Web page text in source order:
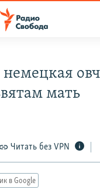
мать
Читать без VPN
в Google